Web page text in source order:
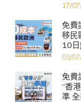
17/
免費
移民
10日)
03/
免費
“香
準